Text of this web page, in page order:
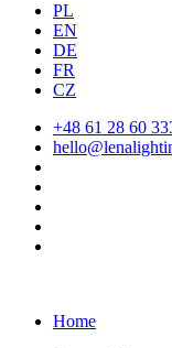
PL
EN
DE
FR
CZ
+48 61 28 60
Home